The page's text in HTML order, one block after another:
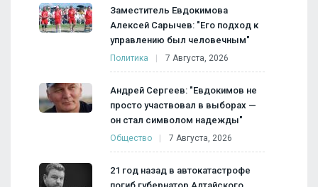
Заместитель Евдокимова
Алексей Сарычев: "Его подход к
управлению был человечным"
Политика 7 Августа, 2026
Андрей Сергеев: "Евдокимов не
просто участвовал в выборах —
он стал символом надежды"
Общество 7 Августа, 2026
21 год назад в автокатастрофе